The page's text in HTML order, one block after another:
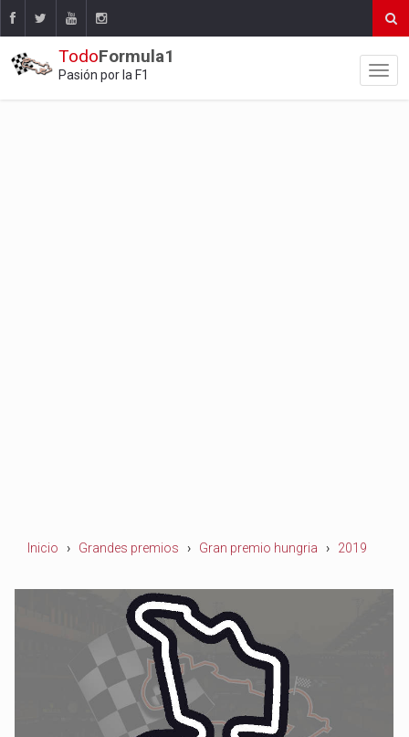
TodoFormula1
Pasión por la F1
Inicio Grandes premios Gran premio hungria 2019